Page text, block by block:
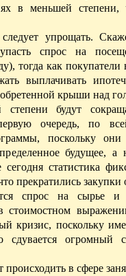
в меньшей
упрощать.
спрос на
тогда как
выплачивать
крыши над
будут
очередь, по
поскольку они
будущее,
статистика
прекратились закупки
спрос на сырье и
кризис, поскольку
сдувается огромный
в сфере